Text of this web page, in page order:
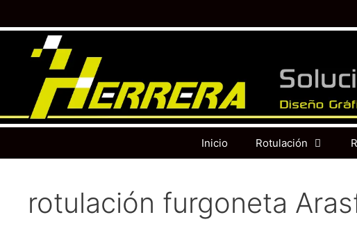
Inicio Rotulación
rotulación furgoneta